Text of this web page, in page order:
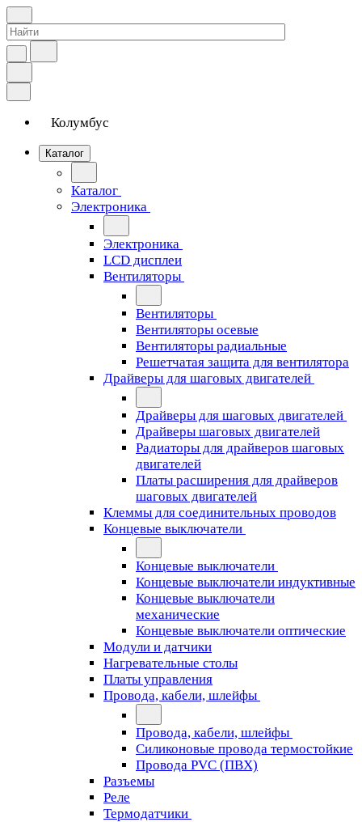
Колумбус
Каталог
Каталог
Электроника
Электроника
LCD дисплеи
Вентиляторы
Вентиляторы
Вентиляторы осевые
Вентиляторы радиальные
Решетчатая защита для вентилятора
Драйверы для шаговых двигателей
Драйверы для шаговых двигателей
Драйверы шаговых двигателей
Радиаторы для драйверов шаговых
двигателей
Платы расширения для драйверов
шаговых двигателей
Клеммы для соединительных проводов
Концевые выключатели
Концевые выключатели
Концевые выключатели индуктивные
Концевые выключатели
механические
Концевые выключатели оптические
Модули и датчики
Нагревательные столы
Платы управления
Провода, кабели, шлейфы
Провода, кабели, шлейфы
Силиконовые провода термостойкие
Провода PVC (ПВХ)
Разъемы
Реле
Термодатчики